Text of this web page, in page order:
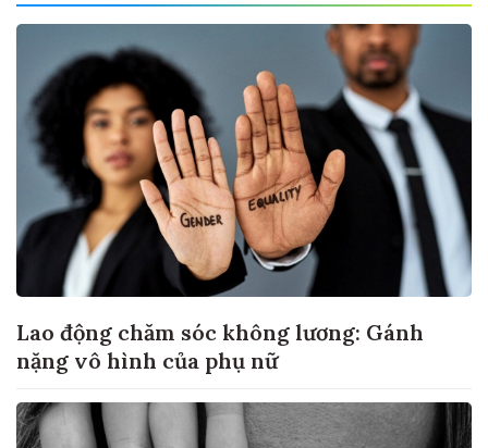
Lao động chăm sóc không lương: Gánh
nặng vô hình của phụ nữ